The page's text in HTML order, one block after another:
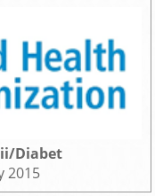
Diabet
2015